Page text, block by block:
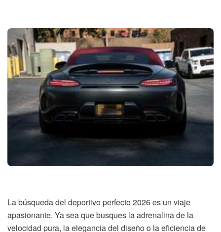
La búsqueda del deportivo perfecto 2026 es un viaje
apasionante. Ya sea que busques la adrenalina de la
velocidad pura, la elegancia del diseño o la eficiencia de